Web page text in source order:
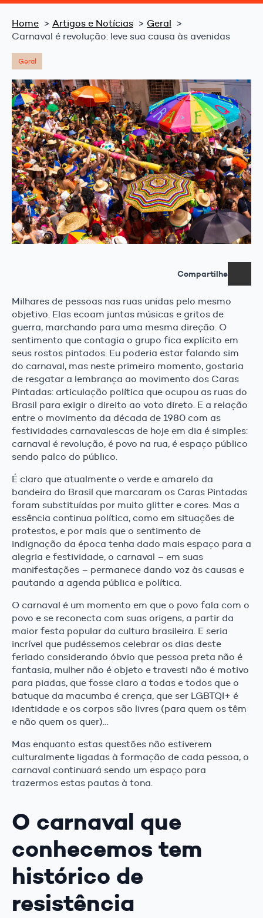
Home Artigos e Notícias
Geral
Carnaval é revolução: leve sua causa às avenidas
Geral
Compartilhe
Milhares de pessoas nas ruas unidas pelo mesmo
objetivo. Elas ecoam juntas músicas e gritos de
guerra, marchando para uma mesma direção. O
sentimento que contagia o grupo fica explícito em
seus rostos pintados. Eu poderia estar falando sim
do carnaval, mas neste primeiro momento, gostaria
de resgatar a lembrança ao movimento dos Caras
Pintadas: articulação política que ocupou as ruas do
Brasil para exigir o direito ao voto direto. E a relação
entre o movimento da década de 1980 com as
festividades carnavalescas de hoje em dia é simples:
carnaval é revolução, é povo na rua, é espaço público
sendo palco do público.
É claro que atualmente o verde e amarelo da
bandeira do Brasil que marcaram os Caras Pintadas
foram substituídas por muito glitter e cores. Mas a
essência continua política, como em situações de
protestos, e por mais que o sentimento de
indignação da época tenha dado mais espaço para a
alegria e festividade, o carnaval – em suas
manifestações – permanece dando voz às causas e
pautando a agenda pública e política.
O carnaval é um momento em que o povo fala com o
povo e se reconecta com suas origens, a partir da
maior festa popular da cultura brasileira. E seria
incrível que pudéssemos celebrar os dias deste
feriado considerando óbvio que pessoa preta não é
fantasia, mulher não é objeto e travesti não é motivo
para piadas, que fosse claro a todas e todos que o
batuque da macumba é crença, que ser LGBTQI+ é
identidade e os corpos são livres (para quem os têm
e não quem os quer)…
Mas enquanto estas questões não estiverem
culturalmente ligadas à formação de cada pessoa, o
carnaval continuará sendo um espaço para
trazermos estas pautas à tona.
O carnaval que
conhecemos tem
histórico de
resistência